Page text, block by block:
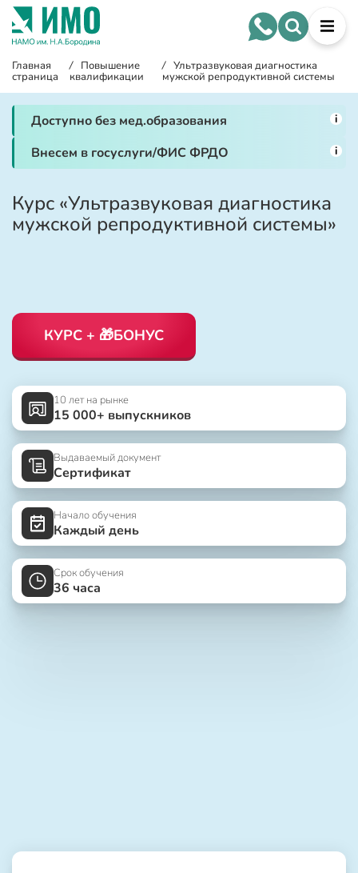
Главная
страница
/ Повышение
квалификации
/ Ультразвуковая диагностика
мужской репродуктивной системы
Доступно без мед.образования i
Внесем в госуслуги/ФИС ФРДО i
Курс «Ультразвуковая диагностика
мужской репродуктивной системы»
КУРС + 🎁БОНУС
10 лет на рынке
15 000+ выпускников
Выдаваемый документ
Сертификат
Начало обучения
Каждый день
Срок обучения
36 часа